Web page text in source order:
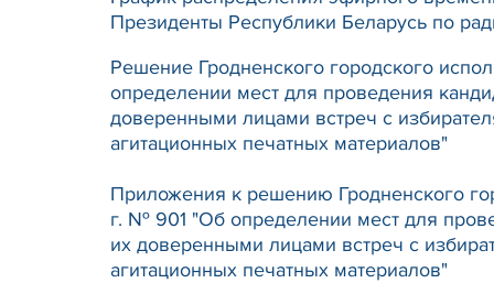
Президенты Республики Беларусь по
Решение Гродненского городского
определении мест для проведения
доверенными лицами встреч с
агитационных печатных материалов"
Приложения к решению Гродненского
г. № 901 "Об определении мест для
их доверенными лицами встреч с
агитационных печатных материалов"